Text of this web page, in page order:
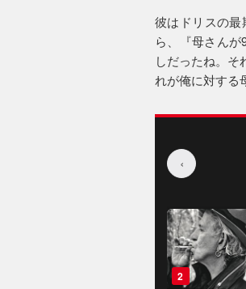
彼はドリスの
ら、『母さん
しだったね。
れが俺に対する
‹
1